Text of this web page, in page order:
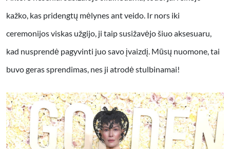
kažko, kas pridengtų mėlynes ant veido. Ir nors iki
ceremonijos viskas užgijo, ji taip susižavėjo šiuo aksesuaru,
kad nusprendė pagyvinti juo savo įvaizdį. Mūsų nuomone, tai
buvo geras sprendimas, nes ji atrodė stulbinamai!